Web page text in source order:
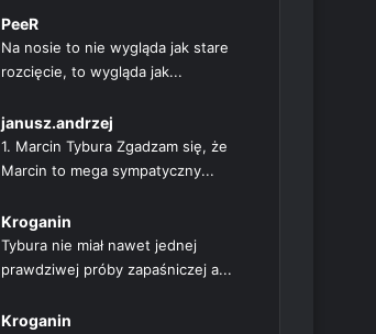
PeeR
Na nosie to nie wygląda jak stare
rozcięcie, to wygląda jak...
janusz.andrzej
1. Marcin Tybura Zgadzam się, że
Marcin to mega sympatyczny...
Kroganin
Tybura nie miał nawet jednej
prawdziwej próby zapaśniczej a...
Kroganin